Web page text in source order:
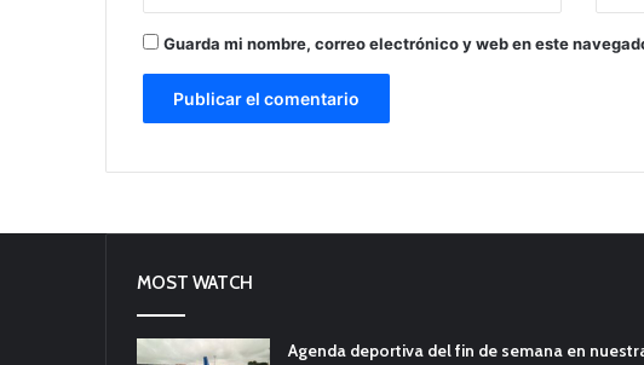
Guarda mi nombre, correo electrónico y web en este
MOST WATCH
Agenda deportiva del fin de semana en